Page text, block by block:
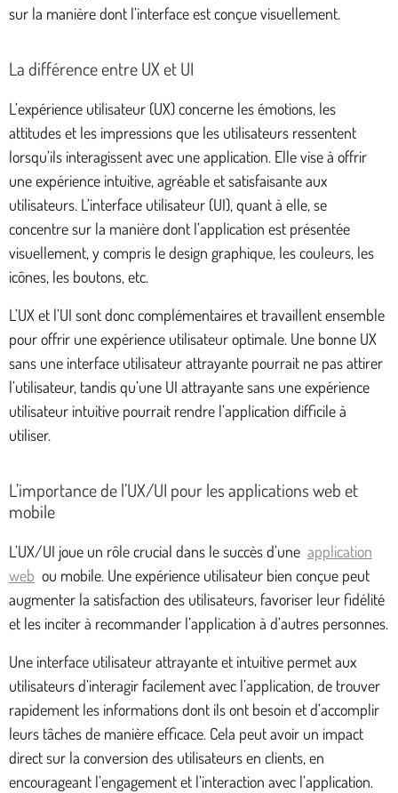
sur la manière dont l’interface est conçue visuellement.
La différence entre UX et UI
L’expérience utilisateur (UX) concerne les émotions, les
attitudes et les impressions que les utilisateurs ressentent
lorsqu’ils interagissent avec une application. Elle vise à offrir
une expérience intuitive, agréable et satisfaisante aux
utilisateurs. L’interface utilisateur (UI), quant à elle, se
concentre sur la manière dont l’application est présentée
visuellement, y compris le design graphique, les couleurs, les
icônes, les boutons, etc.
L’UX et l’UI sont donc complémentaires et travaillent ensemble
pour offrir une expérience utilisateur optimale. Une bonne UX
sans une interface utilisateur attrayante pourrait ne pas attirer
l’utilisateur, tandis qu’une UI attrayante sans une expérience
utilisateur intuitive pourrait rendre l’application difficile à
utiliser.
L’importance de l’UX/UI pour les applications web et
mobile
L’UX/UI joue un rôle crucial dans le succès d’une application
web ou mobile. Une expérience utilisateur bien conçue peut
augmenter la satisfaction des utilisateurs, favoriser leur fidélité
et les inciter à recommander l’application à d’autres personnes.
Une interface utilisateur attrayante et intuitive permet aux
utilisateurs d’interagir facilement avec l’application, de trouver
rapidement les informations dont ils ont besoin et d’accomplir
leurs tâches de manière efficace. Cela peut avoir un impact
direct sur la conversion des utilisateurs en clients, en
encourageant l’engagement et l’interaction avec l’application.